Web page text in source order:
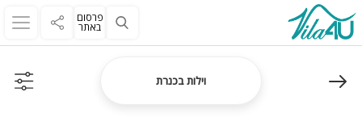
פרסום
באתר
וילות בכנרת